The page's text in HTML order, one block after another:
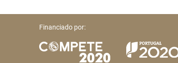
Financiado por: